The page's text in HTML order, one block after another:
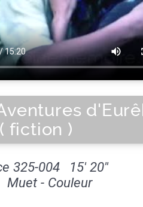
fiction )
325-004
15' 20''
- Couleur